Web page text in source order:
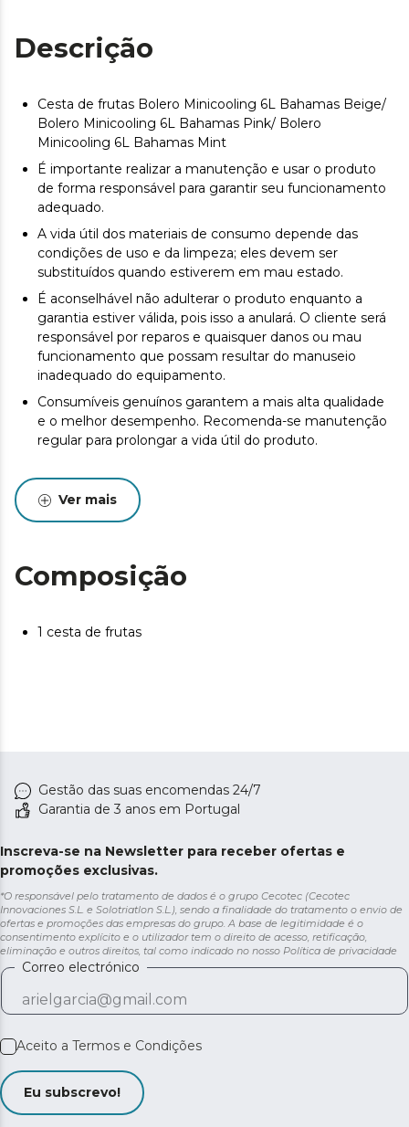
Descrição
Cesta de frutas Bolero Minicooling 6L Bahamas Beige/
Bolero Minicooling 6L Bahamas Pink/ Bolero
Minicooling 6L Bahamas Mint
É importante realizar a manutenção e usar o produto
de forma responsável para garantir seu funcionamento
adequado.
A vida útil dos materiais de consumo depende das
condições de uso e da limpeza; eles devem ser
substituídos quando estiverem em mau estado.
É aconselhável não adulterar o produto enquanto a
garantia estiver válida, pois isso a anulará. O cliente será
responsável por reparos e quaisquer danos ou mau
funcionamento que possam resultar do manuseio
inadequado do equipamento.
Consumíveis genuínos garantem a mais alta qualidade
e o melhor desempenho. Recomenda-se manutenção
regular para prolongar a vida útil do produto.
Ver mais
Composição
1 cesta de frutas
Gestão das suas encomendas 24/7
Garantia de 3 anos em Portugal
Inscreva-se na Newsletter para receber ofertas e
promoções exclusivas.
*O responsável pelo tratamento de dados é o grupo Cecotec (Cecotec
Innovaciones S.L. e Solotriatlon S.L.), sendo a finalidade do tratamento o envio de
ofertas e promoções das empresas do grupo. A base de legitimidade é o
consentimento explícito e o utilizador tem o direito de acesso, retificação,
eliminação e outros direitos, tal como indicado no nosso Política de privacidade
Correo electrónico
Aceito a Termos e Condições
Eu subscrevo!